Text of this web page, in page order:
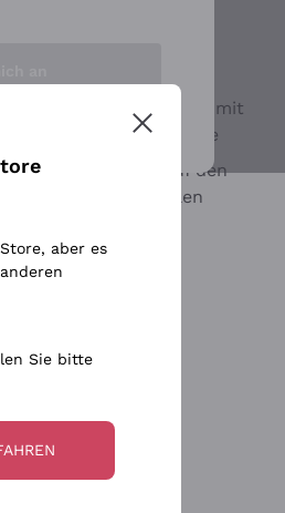
Ohne Sulfit oder mit
minimalen Sulfite
Maischung auf den
Traubenschalen
aber es
Sie bitte